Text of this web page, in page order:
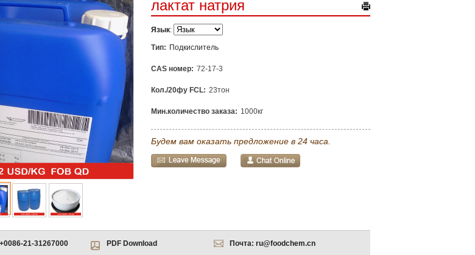
лактат натрия
Язык:
Тип: Подкислитель
CAS номер: 72-17-3
Кол./20фу FCL: 23тон
Мин.количество заказа: 1000кг
Будем вам оказать предложение в 24 часа.
+0086-21-31267000 PDF Download Почта: ru@foodchem.cn